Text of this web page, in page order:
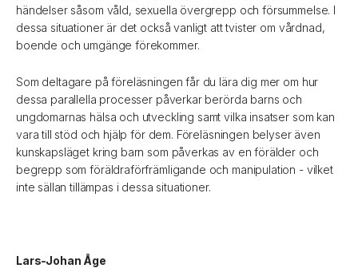
händelser såsom våld, sexuella övergrepp och försummelse. I
dessa situationer är det också vanligt att tvister om vårdnad,
boende och umgänge förekommer.
Som deltagare på föreläsningen får du lära dig mer om hur
dessa parallella processer påverkar berörda barns och
ungdomarnas hälsa och utveckling samt vilka insatser som kan
vara till stöd och hjälp för dem. Föreläsningen belyser även
kunskapsläget kring barn som påverkas av en förälder och
begrepp som föräldraförfrämligande och manipulation - vilket
inte sällan tillämpas i dessa situationer.
Lars-Johan Åge